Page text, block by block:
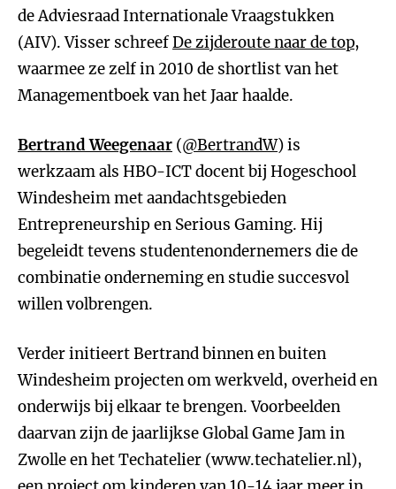
de Adviesraad Internationale Vraagstukken
(AIV). Visser schreefDe zijderoute naar de top,
waarmee ze zelf in 2010 de shortlist van het
Managementboek van het Jaar haalde.
Bertrand Weegenaar (@BertrandW) is
werkzaam als HBO-ICT docent bij Hogeschool
Windesheim met aandachtsgebieden
Entrepreneurship en Serious Gaming. Hij
begeleidt tevens studentenondernemers die de
combinatie onderneming en studie succesvol
willen volbrengen.
Verder initieert Bertrand binnen en buiten
Windesheim projecten om werkveld, overheid en
onderwijs bij elkaar te brengen. Voorbeelden
daarvan zijn de jaarlijkse Global Game Jam in
Zwolle en het Techatelier (www.techatelier.nl),